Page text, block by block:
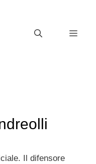
Il difensore